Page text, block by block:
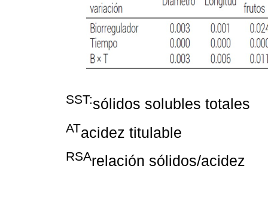
SST:sólidos solubles totales
ATacidez titulable
RSArelación sólidos/acidez